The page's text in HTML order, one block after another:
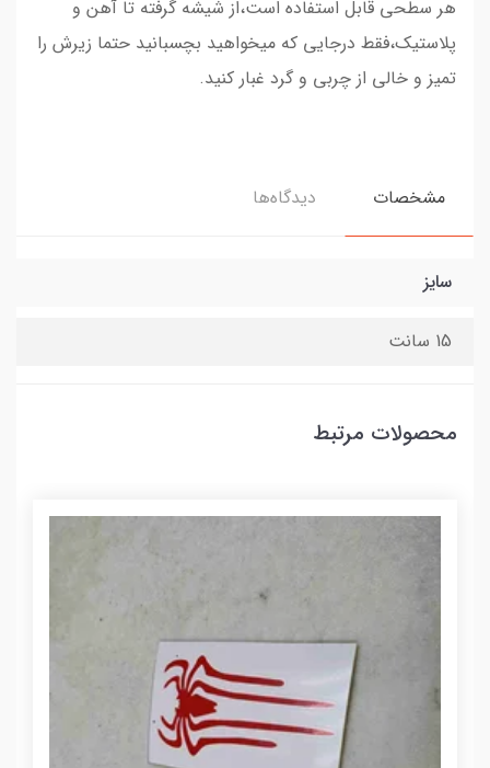
هر سطحی قابل استفاده است،از شیشه گرفته تا آهن و
پلاستیک،فقط درجایی که میخواهید بچسبانید حتما زیرش را
تمیز و خالی از چربی و گرد غبار کنید.
مشخصات دیدگاه‌ها
سایز
15 سانت
محصولات مرتبط